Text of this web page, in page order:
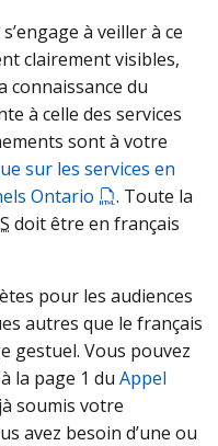
à veiller à ce
clairement visibles,
connaissance du
à celle des services
sont à votre
sur les services en
Ontario
. Toute la
doit être en français
pour les audiences
autres que le français
gestuel. Vous pouvez
la page 1 du Appel
soumis votre
avez besoin d’une ou